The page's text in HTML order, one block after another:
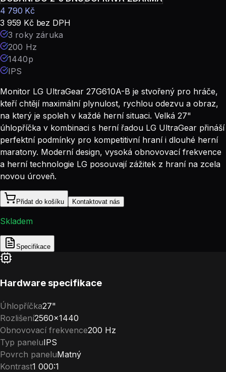
4 790 Kč
3 959 Kčbez DPH
3 roky záruka
200 Hz
1440p
IPS
Monitor LG UltraGear 27G610A-B je stvořený pro hráče,
kteří chtějí maximální plynulost, rychlou odezvu a obraz,
na který je spoleh v každé herní situaci. Velká 27"
úhlopříčka v kombinaci s herní řadou LG UltraGear přináší
perfektní podmínky pro kompetitivní hraní i dlouhé herní
maratony. Moderní design, vysoká obnovovací frekvence
a herní technologie LG posouvají zážitek z hraní na zcela
novou úroveň.
Přidat do košíku Kontaktovat nás
Skladem
Specifikace
Hardware specifikace
Úhlopříčka27"
Rozlišení2560×1440
Obnovovací frekvence200 Hz
Typ paneluIPS
Povrch paneluMatný
Kontrast1 000:1